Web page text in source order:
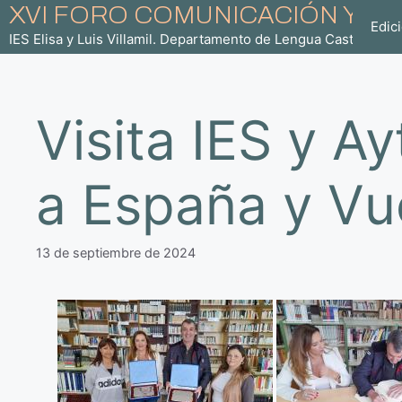
Saltar
al
contenido
XVI FORO COMUNICACIÓN Y
IES Elisa y Luis Villamil. Departamento de Lengua Castellana.
Visita IES y
a España y
13 de septiembre de 2024